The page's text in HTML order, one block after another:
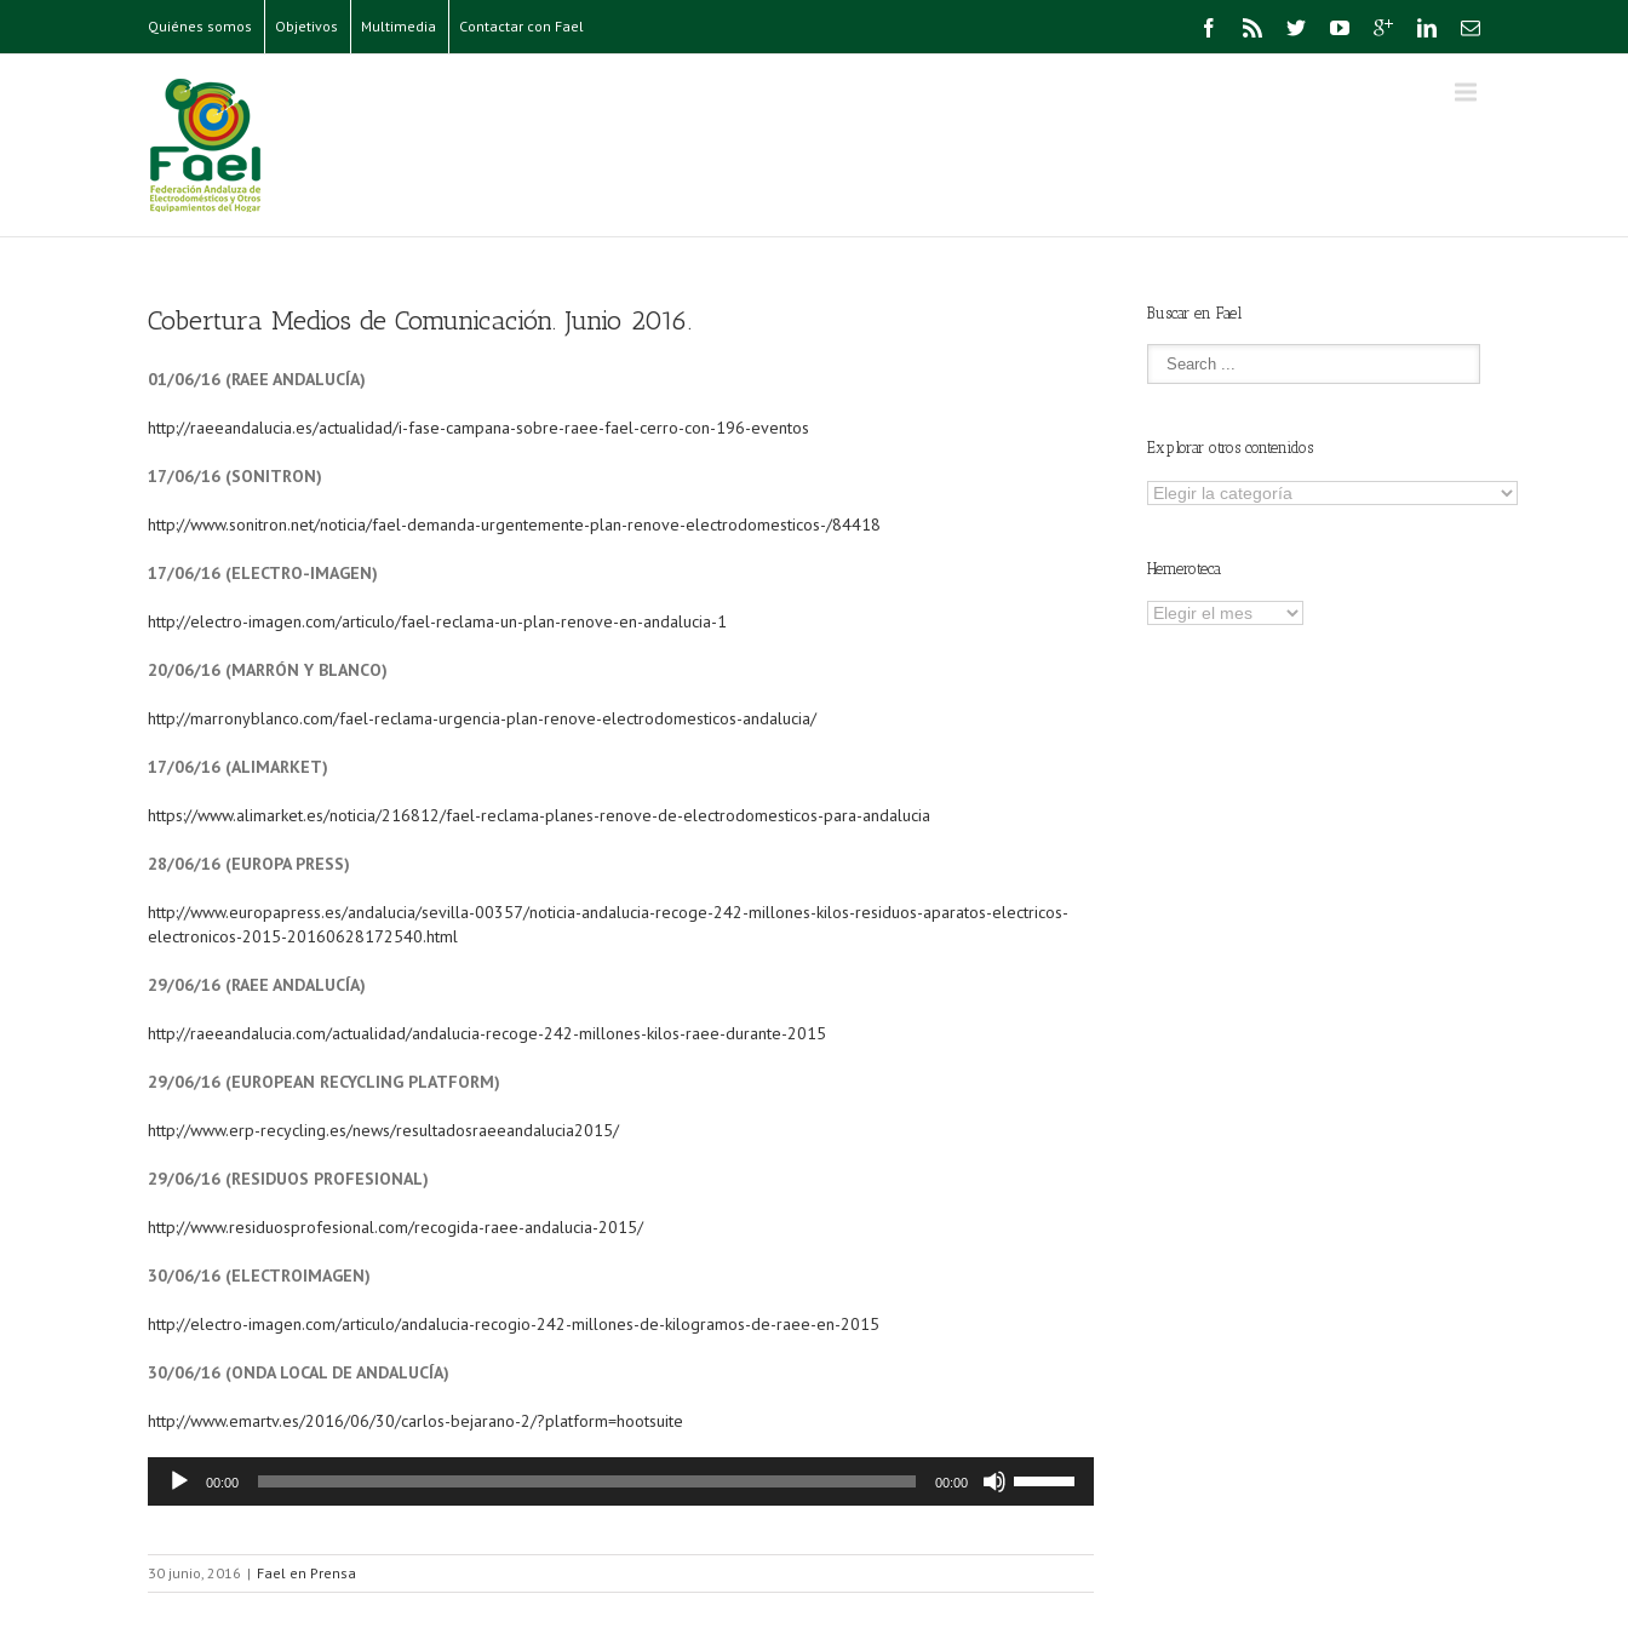
Quiénes somos Objetivos Multimedia Contactar con Fael
Cobertura Medios de Comunicación. Junio 2016.
01/06/16 (RAEE ANDALUCÍA)
http://raeeandalucia.es/actualidad/i-fase-campana-sobre-raee-fael-cerro-con-196-eventos
17/06/16 (SONITRON)
http://www.sonitron.net/noticia/fael-demanda-urgentemente-plan-renove-electrodomesticos-/84418
17/06/16 (ELECTRO-IMAGEN)
http://electro-imagen.com/articulo/fael-reclama-un-plan-renove-en-andalucia-1
20/06/16 (MARRÓN Y BLANCO)
http://marronyblanco.com/fael-reclama-urgencia-plan-renove-electrodomesticos-andalucia/
17/06/16 (ALIMARKET)
https://www.alimarket.es/noticia/216812/fael-reclama-planes-renove-de-electrodomesticos-para-andalucia
28/06/16 (EUROPA PRESS)
http://www.europapress.es/andalucia/sevilla-00357/noticia-andalucia-recoge-242-millones-kilos-residuos-aparatos-electricos-
electronicos-2015-20160628172540.html
29/06/16 (RAEE ANDALUCÍA)
http://raeeandalucia.com/actualidad/andalucia-recoge-242-millones-kilos-raee-durante-2015
29/06/16 (EUROPEAN RECYCLING PLATFORM)
http://www.erp-recycling.es/news/resultadosraeeandalucia2015/
29/06/16 (RESIDUOS PROFESIONAL)
http://www.residuosprofesional.com/recogida-raee-andalucia-2015/
30/06/16 (ELECTROIMAGEN)
http://electro-imagen.com/articulo/andalucia-recogio-242-millones-de-kilogramos-de-raee-en-2015
30/06/16 (ONDA LOCAL DE ANDALUCÍA)
http://www.emartv.es/2016/06/30/carlos-bejarano-2/?platform=hootsuite
Reproductor
00:00 00:00
las
arriba/abajo
30 junio, 2016 | Fael en Prensa
Buscar en Fael
Explorar otros contenidos
Explorar
Hemeroteca
Hemeroteca